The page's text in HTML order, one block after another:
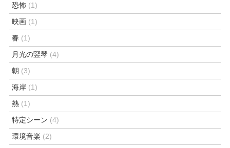
恐怖 (1)
映画 (1)
春 (1)
月光の竪琴 (4)
朝 (3)
海岸 (1)
熱 (1)
特定シーン (4)
環境音楽 (2)